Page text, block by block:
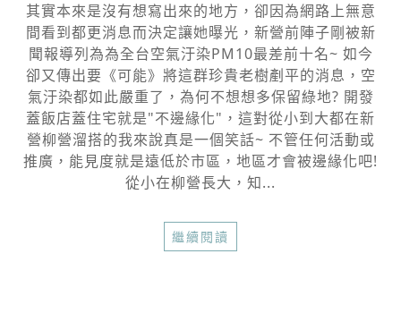
其實本來是沒有想寫出來的地方，卻因為網路上無意
間看到都更消息而決定讓她曝光，新營前陣子剛被新
聞報導列為為全台空氣汙染PM10最差前十名~ 如今
卻又傳出要《可能》將這群珍貴老樹剷平的消息，空
氣汙染都如此嚴重了，為何不想想多保留綠地? 開發
蓋飯店蓋住宅就是"不邊緣化"，這對從小到大都在新
營柳營溜搭的我來說真是一個笑話~ 不管任何活動或
推廣，能見度就是遠低於市區，地區才會被邊緣化吧!
從小在柳營長大，知...
繼續閱讀